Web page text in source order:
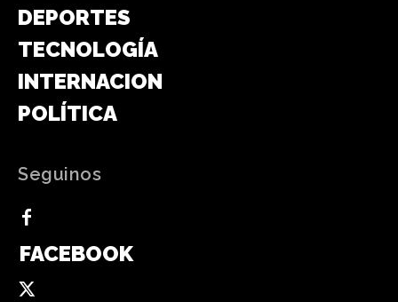
DEPORTES
TECNOLOGÍA
INTERNACIONAL
POLÍTICA
Seguinos
FACEBOOK